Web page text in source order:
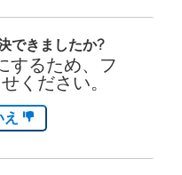
できましたか?
するため、フ
ください。